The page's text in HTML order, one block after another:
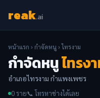
reak.ai
หน้าแรก ›กำจัดหนู› ไทรงาม
กำจัดหนูไทรง
อำเภอไทรงาม กำแพงเพชร
0 ราย📞 โทรหาช่างได้เลย